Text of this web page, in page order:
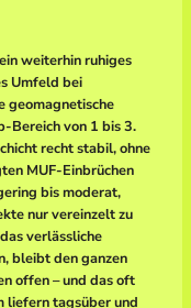
weiterhin ruhiges
Umfeld bei
geomagnetische
Bereich von 1 bis 3.
recht stabil, ohne
MUF-Einbrüchen
bis moderat,
nur vereinzelt zu
verlässliche
bleibt den ganzen
offen – und das oft
liefern tagsüber und